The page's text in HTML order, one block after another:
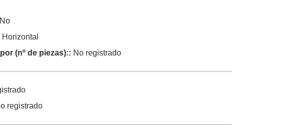
No
Horizontal
(nº de piezas):: No registrado
registrado